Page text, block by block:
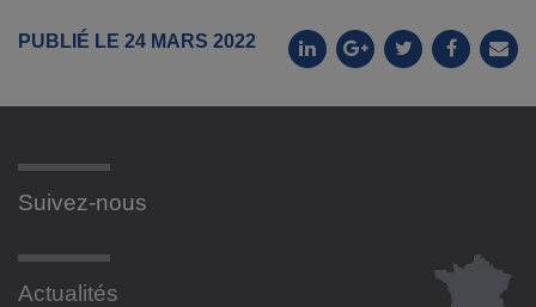
PUBLIÉ LE 24 MARS 2022
Suivez-nous
Actualités